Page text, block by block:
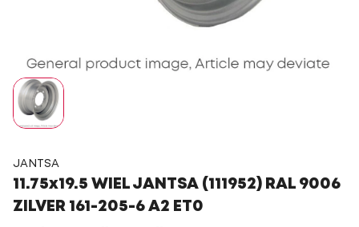
JANTSA
11.75x19.5 WIEL JANTSA (111952) RAL 9006
ZILVER 161-205-6 A2 ET0